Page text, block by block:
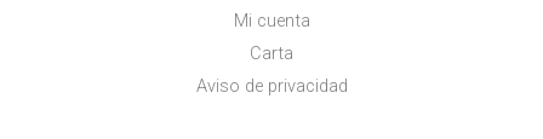
Mi cuenta
Carta
Aviso de privacidad